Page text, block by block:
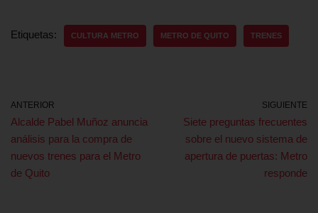
Etiquetas: CULTURA METRO METRO DE QUITO TRENES
ANTERIOR
Alcalde Pabel Muñoz anuncia
análisis para la compra de
nuevos trenes para el Metro
de Quito
SIGUIENTE
Siete preguntas frecuentes
sobre el nuevo sistema de
apertura de puertas: Metro
responde